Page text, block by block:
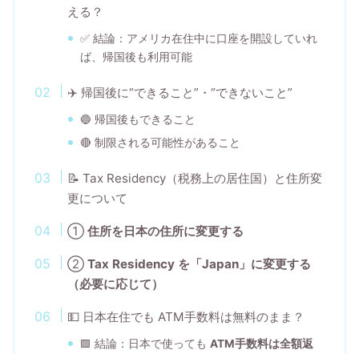
える？
✅ 結論：アメリカ在住中に口座を開設していれ
ば、帰国後も利用可能
✈️ 帰国後に“できること”・“できないこと”
🔵 帰国後もできること
🔴 制限される可能性があること
📝 Tax Residency（税務上の居住国）と住所変
更について
①住所を日本の住所に変更する
②Tax Residency を「Japan」に変更する
（必要に応じて）
💵 日本在住でも ATM手数料は無料のまま？
🟩 結論：日本で使ってもATM手数料は全額返